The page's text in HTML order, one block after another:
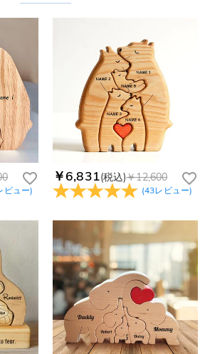
予定作業時間は商品ページに記載しており
が異なります。詳細は
配送について
送することは可能でしょうか。
。海外配送をご希望の場合は、カスタマー
海外配送先情報をお送りください。配送先
料が異なります。また、海外配送の際は
生する場合がございます。
ますか？
後、60日以内の未使用品の返品は可能で
め、返品は50%の返品手数料(材料費)が発
キャンセル/返品についてまでご確認くだ
て
容を変更できますか？
ご確認後、注文内容に間違いでもありま
ーサポート【Eメール：
】までご連絡ください。ご連絡頂く時に注
さい。
ールが届きません。
ルが届いていない場合、次の可能性が考え
メールフォルダに移動されている。解決
ダに届いているDrawelryからのメールを
ように、迷惑メールフィルターの設定を変
因②通信状態などによりメールの到着が遅
数時間たっても届かない場合は、今後お送
る可能性がありますので、別のメールアド
所を記載したメールを
へ送信してください。原因③メールアド
ある。解決策：お名前とご住所を記載した
へ送信してください。
りますか？
GooglePayからお選びいただけます。
支払い期限はご注文から 6 日間となりま
されますか？
なセキュリティで保護されております。お
は当社のサーバーに一切保存されません。
カート発行会社によって処理されます。
れますか？
護を目的としたコンプライアンスに則
リシーを定めています。お客様に安心かつ
けるよう最善の注意を払い、個人情報を厳
ビュー)
￥6,831(税込)￥12,600
(43レビュー)